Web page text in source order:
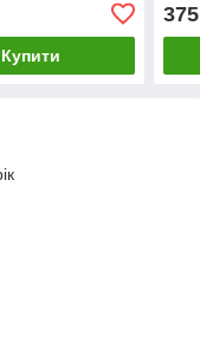
Купити
375